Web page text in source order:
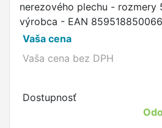
nerezového plechu - rozmery
výrobca - EAN
Vaša cena
Vaša cena bez DPH
Dostupnosť